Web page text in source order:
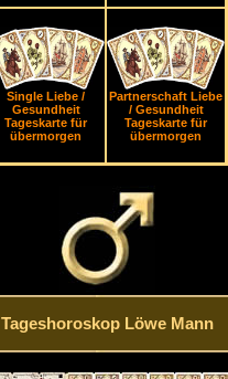
Single Liebe /
Gesundheit
Tageskarte für
übermorgen
Partnerschaft Liebe
/ Gesundheit
Tageskarte für
übermorgen
Tageshoroskop Löwe Mann